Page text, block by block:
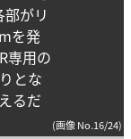
がリ
を発
専用の
とな
るだ
(画像 No.16/24)